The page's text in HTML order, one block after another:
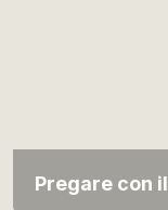
Pregare con